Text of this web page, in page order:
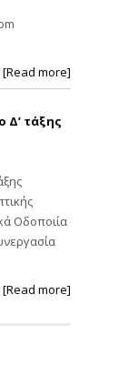
[Read more]
Δ’ τάξης
Οδοποιία
[Read more]